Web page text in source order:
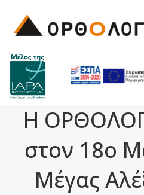
Η
στον 18o
Μέγας